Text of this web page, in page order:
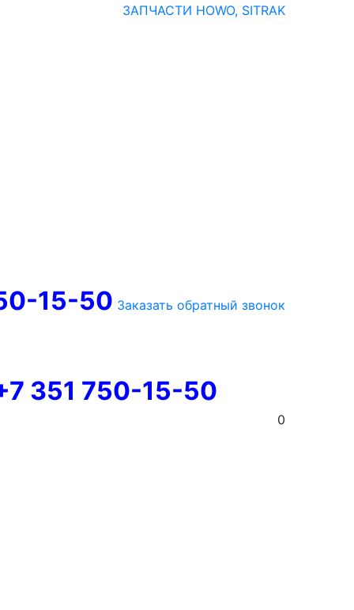
ЗАПЧАСТИ HOWO, SITRAK
15-50 Заказать обратный звонок
351 750-15-50
0